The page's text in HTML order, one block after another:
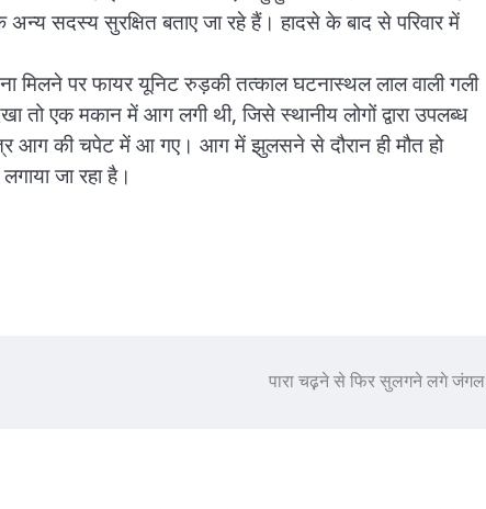
सदस्य सुरक्षित बताए जा रहे हैं। हादसे के बाद से परिवार में
पर फायर यूनिट रुड़की तत्काल घटनास्थल लाल वाली गली
तो एक मकान में आग लगी थी, जिसे स्थानीय लोगों द्वारा उपलब्ध
आग की चपेट में आ गए। आग में झुलसने से दौरान ही मौत हो
जा रहा है।
पारा चढ़़ने से फिर सुलगने लगे जंगल